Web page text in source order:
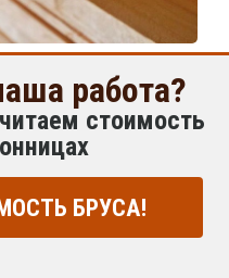
работа?
стоимость
БРУСА!